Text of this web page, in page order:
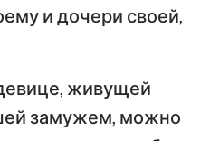
Осия
Иона
Наум
и дочери своей,
живущей
замужем, можно